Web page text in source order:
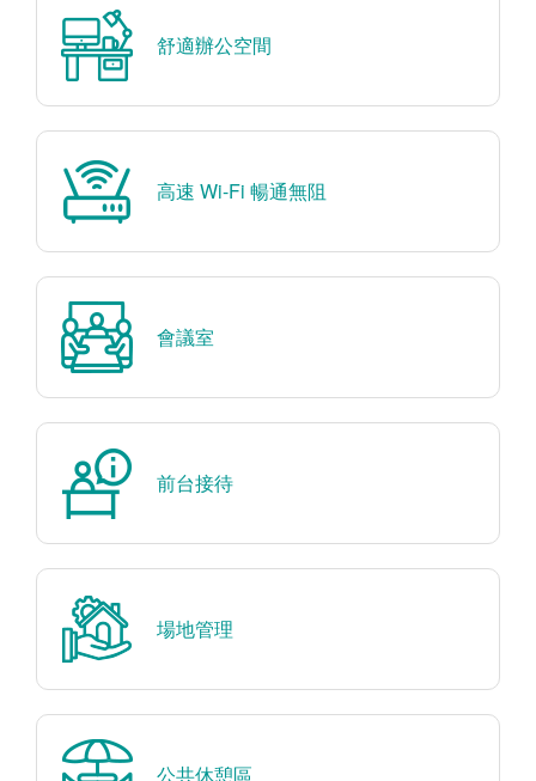
舒適辦公空間
高速 Wi-Fi 暢通無阻
會議室
前台接待
場地管理
公共休憩區